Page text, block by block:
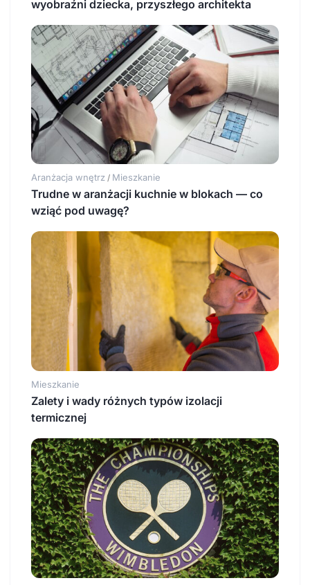
wyobraźni dziecka, przyszłego architekta
Aranżacja wnętrz / Mieszkanie
Trudne w aranżacji kuchnie w blokach — co
wziąć pod uwagę?
Mieszkanie
Zalety i wady różnych typów izolacji
termicznej